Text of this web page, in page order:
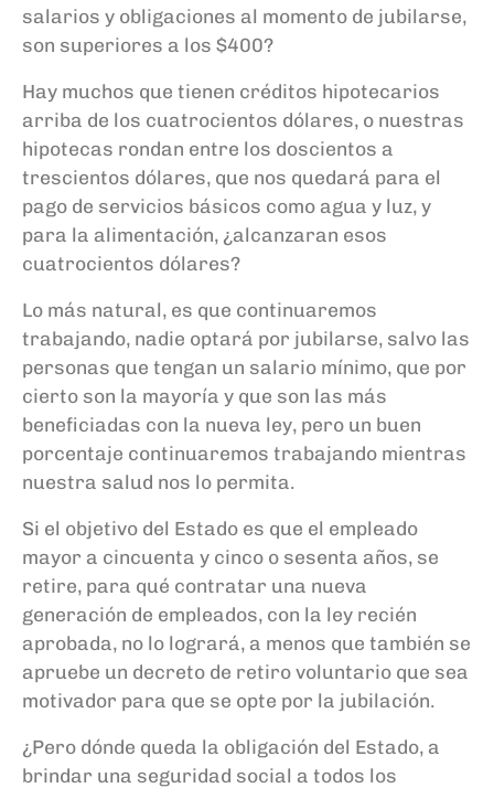
salarios y obligaciones al momento de jubilarse,
son superiores a los $400?
Hay muchos que tienen créditos hipotecarios
arriba de los cuatrocientos dólares, o nuestras
hipotecas rondan entre los doscientos a
trescientos dólares, que nos quedará para el
pago de servicios básicos como agua y luz, y
para la alimentación, ¿alcanzaran esos
cuatrocientos dólares?
Lo más natural, es que continuaremos
trabajando, nadie optará por jubilarse, salvo las
personas que tengan un salario mínimo, que por
cierto son la mayoría y que son las más
beneficiadas con la nueva ley, pero un buen
porcentaje continuaremos trabajando mientras
nuestra salud nos lo permita.
Si el objetivo del Estado es que el empleado
mayor a cincuenta y cinco o sesenta años, se
retire, para qué contratar una nueva
generación de empleados, con la ley recién
aprobada, no lo logrará, a menos que también se
apruebe un decreto de retiro voluntario que sea
motivador para que se opte por la jubilación.
¿Pero dónde queda la obligación del Estado, a
brindar una seguridad social a todos los